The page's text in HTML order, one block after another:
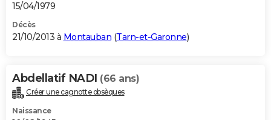
15/04/1979
Décès
21/10/2013 à Montauban (Tarn-et-Garonne)
Abdellatif NADI (66 ans)
Créer une cagnotte obsèques
Naissance